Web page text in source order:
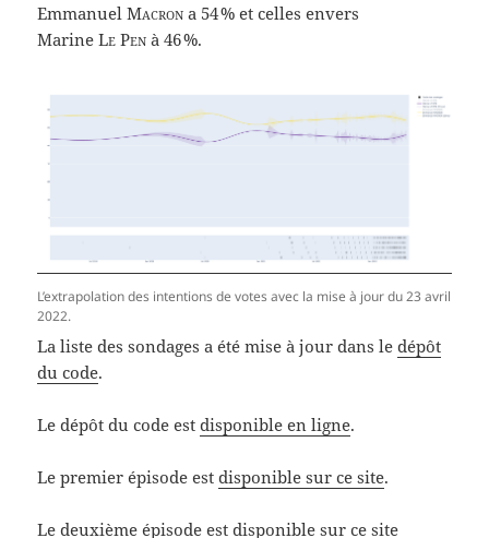
EmmanuelMacron a 54 % et celles envers
MarineLe Pen à 46 %.
L’extrapolation des intentions de votes avec la mise à jour du 23 avril
2022.
La liste des sondages a été mise à jour dans ledépôt
du code.
Le dépôt du code estdisponible en ligne.
Le premier épisode estdisponible sur ce site.
Le deuxième épisode estdisponible sur ce site